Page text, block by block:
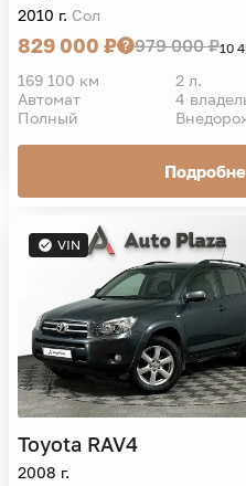
2010 г. Сол
829 000 ₽ 979 000 ₽10
169 100 км 2 л.
Автомат
4
Полный
VIN
Toyota RAV4
2008 г.